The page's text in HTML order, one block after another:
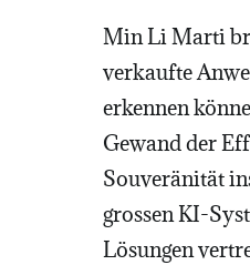
Min Li Marti
verkaufte
erkennen
Gewand der
Souveränität
grossen KI-
Lösungen